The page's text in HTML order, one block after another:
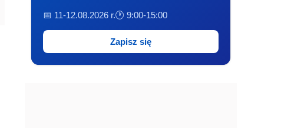
📅 11-12.08.2026 r.🕐 9:00-15:00
Zapisz się